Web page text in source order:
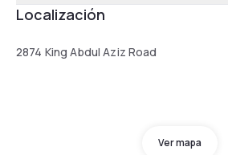
Localización
2874 King Abdul Aziz Road
Ver mapa